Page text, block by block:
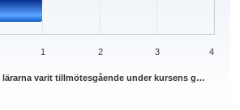
varit tillmötesgående under kursens g…
1 2 3 4